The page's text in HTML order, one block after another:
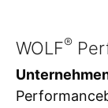
WOLF®